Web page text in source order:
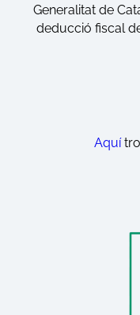
Generalitat de
deducció fiscal
Aquí